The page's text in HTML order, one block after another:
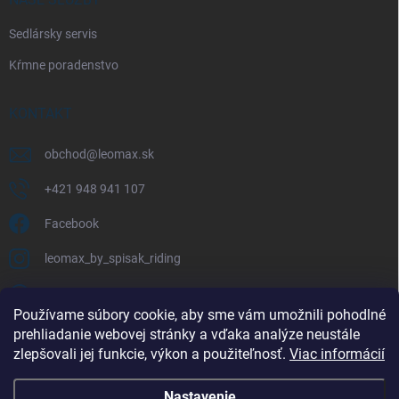
Používame súbory cookie, aby sme vám umožnili pohodlné
prehliadanie webovej stránky a vďaka analýze neustále
zlepšovali jej funkcie, výkon a použiteľnosť. Viac informácií
Sedlársky servis
Kŕmne poradenstvo
KONTAKT
obchod@ leomax.sk
+421 948 941 107
Facebook
leomax_by_spisak_riding
FACEBOOK